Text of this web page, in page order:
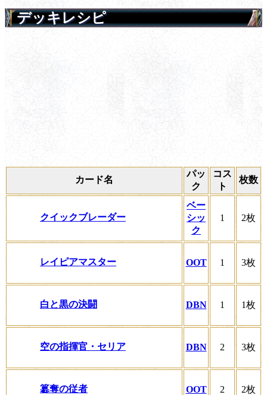
デッキレシピ
カード名
パッ
ク
コス
ト
枚数
クイックブレーダー
ベー
シッ
ク
1 2枚
レイピアマスター OOT 1 3枚
白と黒の決闘 DBN 1 1枚
空の指揮官・セリア DBN 2 3枚
簒奪の従者 OOT 2 2枚